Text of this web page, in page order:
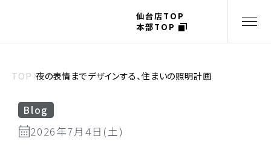
仙台店TOP
本部TOP
TOP 夜の表情までデザインする、住まいの照明計画
Blog
2026年7月4日(土)